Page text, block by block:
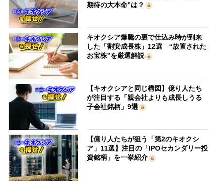
期待の大本命”は？
キオクシア爆騰の裏で仕込み時が到来
した「割安成長株」12選 “放置された
お宝株”を厳選解説
【キオクシアと同じ構図】億り人たち
が注目する「親会社よりも成長しうる
子会社銘柄」9選
【億り人たちが狙う「第2のキオクシ
ア」11選】注目の「IPOセカンダリー投
資銘柄」を一挙紹介